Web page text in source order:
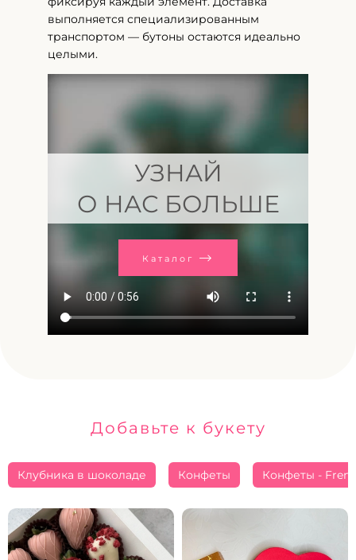
выполняется специализированным
транспортом — бутоны остаются идеально
целыми.
УЗНАЙ
О НАС БОЛЬШЕ
Каталог
Добавьте к букету
Клубника в шоколаде Конфеты Конфеты -